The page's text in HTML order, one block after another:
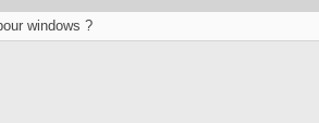
windows ?